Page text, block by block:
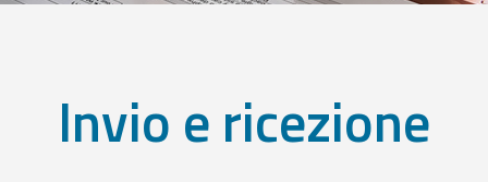
Invio e ricezione